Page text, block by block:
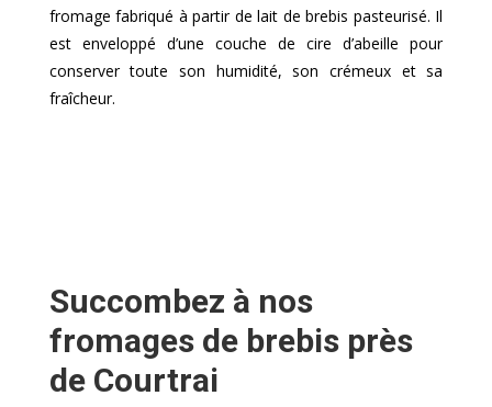
fromage fabriqué à partir de lait de brebis pasteurisé. Il
est enveloppé d’une couche de cire d’abeille pour
conserver toute son humidité, son crémeux et sa
fraîcheur.
Succombez à nos
fromages de brebis près
de Courtrai